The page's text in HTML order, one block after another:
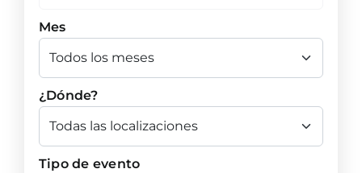
Mes
¿Dónde?
Tipo de evento